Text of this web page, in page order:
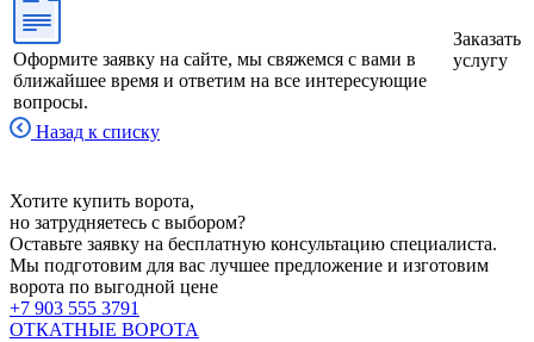
Оформите заявку на сайте, мы свяжемся с вами в
ближайшее время и ответим на все интересующие
вопросы.
Заказать
услугу
Назад к списку
Хотите купить ворота,
но затрудняетесь с выбором?
Оставьте заявку на бесплатную консультацию специалиста.
Мы подготовим для вас лучшее предложение и изготовим
ворота по выгодной цене
+7 903 555 3791
ОТКАТНЫЕ ВОРОТА